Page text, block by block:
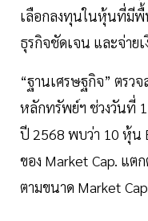
เลือกลงทุนในหุ้นที่มีพื้
ธุรกิจชัดเจน และจ่าย
“ฐานเศรษฐกิจ” ตร
หลักทรัพย์ฯ ช่วงวันที่
ปี 2568 พบว่า 10 หุ้น
ของ Market Cap. แต
ตามขนาด Market